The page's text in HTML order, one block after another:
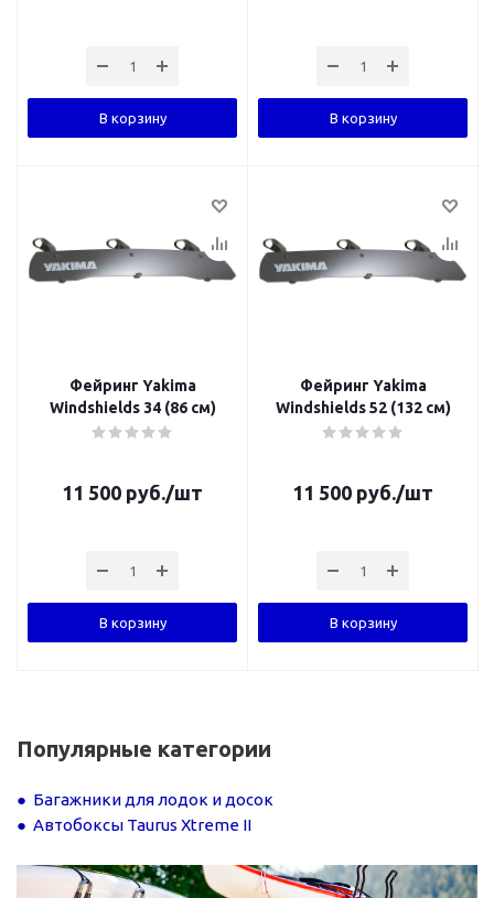
В корзину В корзину
Фейринг Yakima
Windshields 34 (86 см)
11 500 руб./шт
В корзину
Фейринг Yakima
Windshields 52 (132 см)
11 500 руб./шт
В корзину
Популярные категории
Багажники для лодок и досок
Автобоксы Taurus Xtreme II